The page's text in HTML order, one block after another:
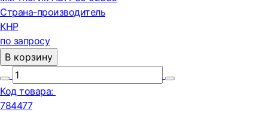
Страна-производитель
КНР
по запросу
В корзину
Код товара:
784477